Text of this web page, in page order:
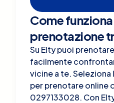
Come
prenotazione
Su Elty puoi
facilmente
vicine a te. Seleziona
per prenotare online
0297133028. Con